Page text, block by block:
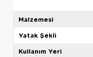
Malzemesi
Yatak Şekli
Kullanım Yeri